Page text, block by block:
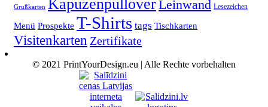
Grußkarten KapuzenpulloverLeinwand Lesezeichen
Menü Prospekte T-Shirts tags Tischkarten
Visitenkarten Zertifikate
© 2021 PrintYourDesign.eu | Alle Rechte vorbehalten